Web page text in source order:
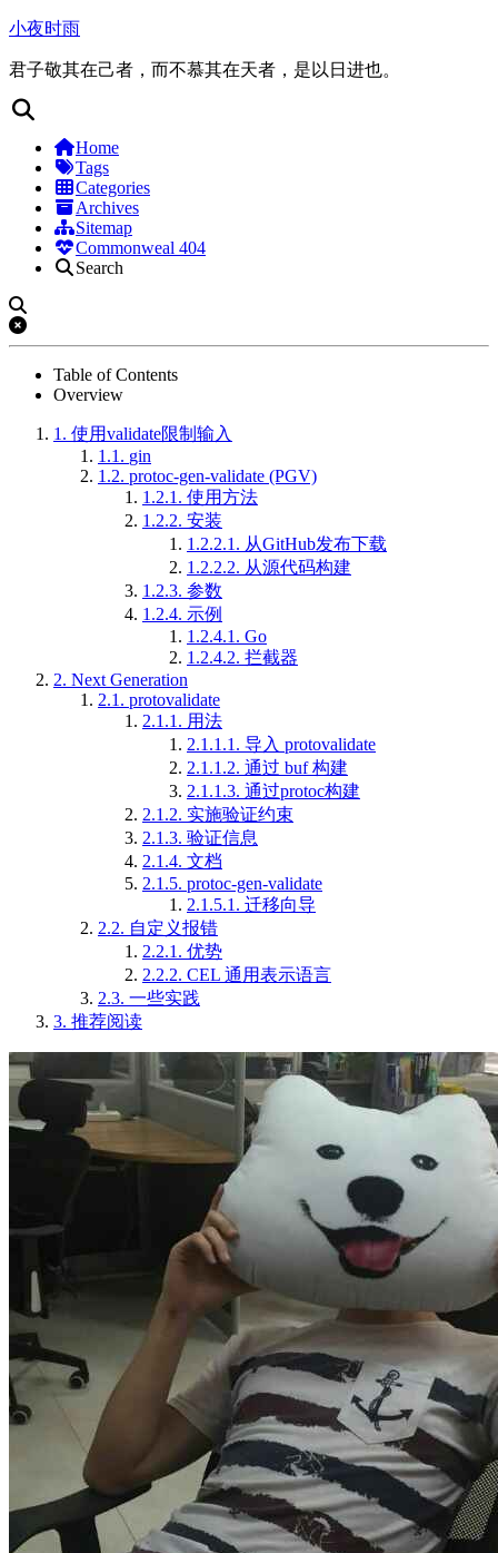
小夜时雨
君子敬其在己者，而不慕其在天者，是以日进也。
Home
Tags
Categories
Archives
Sitemap
Commonweal 404
Search
Table of Contents
Overview
1. 使用validate限制输入
1.1. gin
1.2. protoc-gen-validate (PGV)
1.2.1. 使用方法
1.2.2. 安装
1.2.2.1. 从GitHub发布下载
1.2.2.2. 从源代码构建
1.2.3. 参数
1.2.4. 示例
1.2.4.1. Go
1.2.4.2. 拦截器
2. Next Generation
2.1. protovalidate
2.1.1. 用法
2.1.1.1. 导入 protovalidate
2.1.1.2. 通过 buf 构建
2.1.1.3. 通过protoc构建
2.1.2. 实施验证约束
2.1.3. 验证信息
2.1.4. 文档
2.1.5. protoc-gen-validate
2.1.5.1. 迁移向导
2.2. 自定义报错
2.2.1. 优势
2.2.2. CEL 通用表示语言
2.3. 一些实践
3. 推荐阅读